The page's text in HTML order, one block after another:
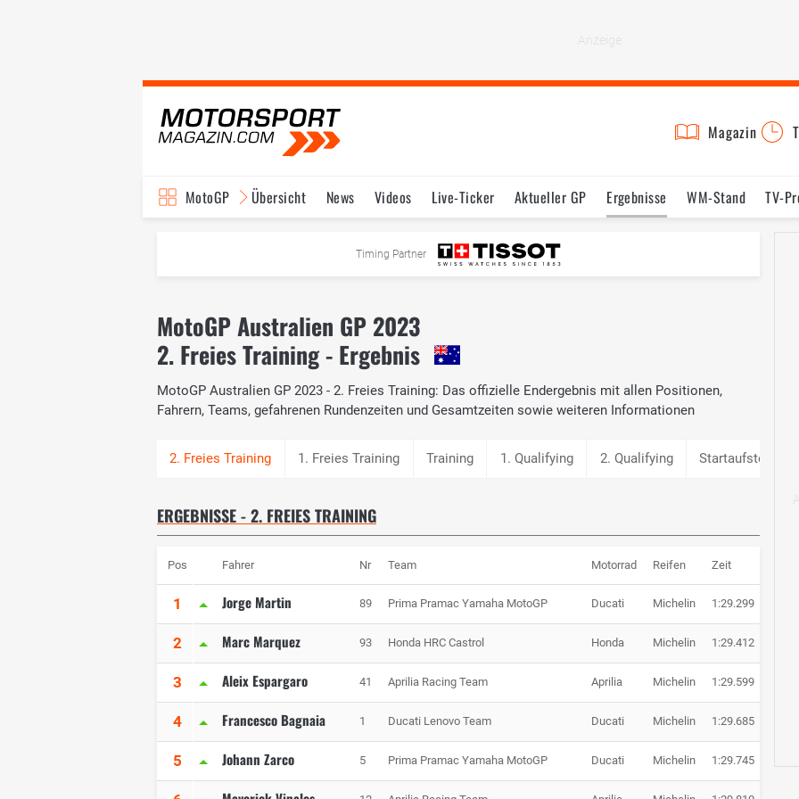
Magazin
MotoGP Übersicht News Videos Live-Ticker Aktueller GP Ergebnisse WM-Stand TV-
Testfahrten Reglement
Timing Partner
MotoGP Australien GP 2023
2. Freies Training - Ergebnis
MotoGP Australien GP 2023 - 2. Freies Training: Das offizielle Endergebnis mit allen Positionen,
Fahrern, Teams, gefahrenen Rundenzeiten und Gesamtzeiten sowie weiteren Informationen
1. Freies Training Training 1. Qualifying 2. Qualifying Startaufstellung
ERGEBNISSE - 2. FREIES TRAINING
Pos Fahrer Nr Team Motorrad Reifen Zeit
1 Jorge Martin 89 Prima Pramac Yamaha MotoGP Ducati Michelin 1:29.299
2 Marc Marquez 93 Honda HRC Castrol Honda Michelin 1:29.412
3 Aleix Espargaro 41 Aprilia Racing Team Aprilia Michelin 1:29.599
4 Francesco Bagnaia 1 Ducati Lenovo Team Ducati Michelin 1:29.685
5 Johann Zarco 5 Prima Pramac Yamaha MotoGP Ducati Michelin 1:29.745